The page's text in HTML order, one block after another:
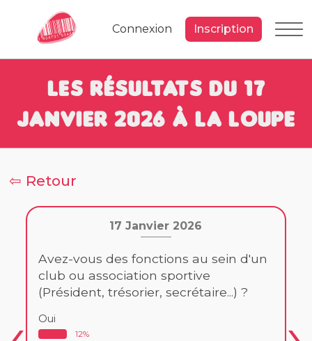
Connexion Inscription
Les résultats du 17
Janvier 2026 à la loupe
⇦ Retour
17 Janvier 2026
Avez-vous des fonctions au sein d'un
club ou association sportive
(Président, trésorier, secrétaire...) ?
Oui
12%